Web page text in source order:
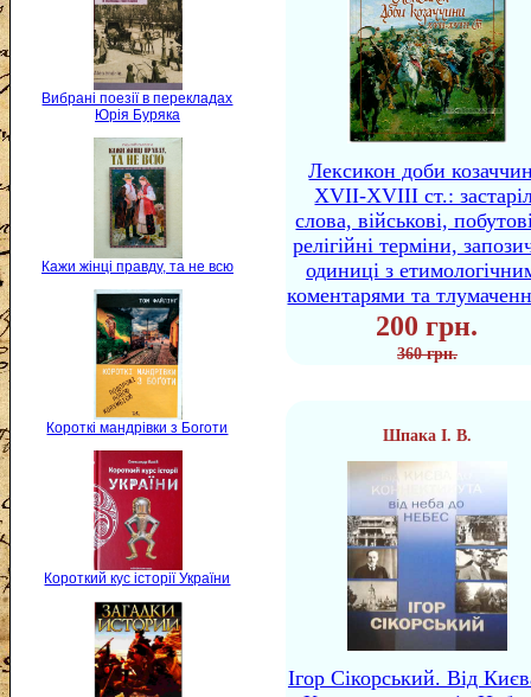
Вибрані поезії в перекладах
Юрія Буряка
Кажи жінці правду, та не всю
Короткі мандрівки з Боготи
Короткий кус історії України
Лексикон доби
XVII-XVIII ст.:
слова, військові,
релігійні терміни,
одиниці з
коментарями та
200 грн.
360 грн.
Шпака І. В.
Ігор Сікорський. Від